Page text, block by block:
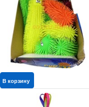
В корзину